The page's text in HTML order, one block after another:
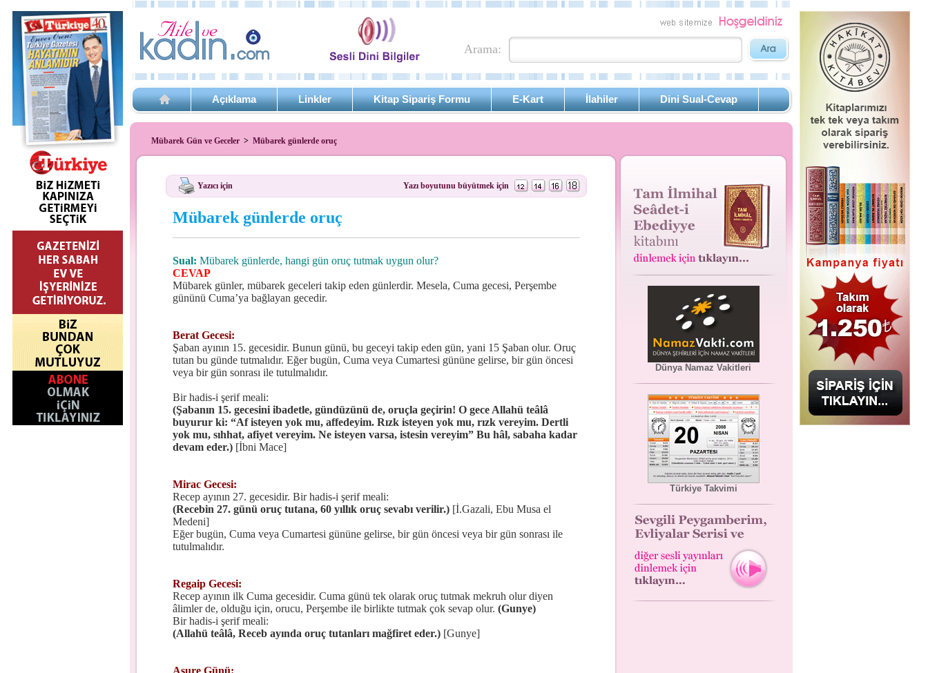
Arama:
Açıklama Linkler Kitap Sipariş Formu E-Kart İlahiler Dini Sual-Cevap
Mübarek Gün ve Geceler > Mübarek günlerde oruç
Yazıcı için Yazı boyutunu büyütmek için
Mübarek günlerde oruç
Sual: Mübarek günlerde, hangi gün oruç tutmak uygun olur?
CEVAP
Mübarek günler, mübarek geceleri takip eden günlerdir. Mesela, Cuma gecesi, Perşembe
gününü Cuma’ya bağlayan gecedir.
Berat Gecesi:
Şaban ayının 15. gecesidir. Bunun günü, bu geceyi takip eden gün, yani 15 Şaban olur. Oruç
tutan bu günde tutmalıdır. Eğer bugün, Cuma veya Cumartesi gününe gelirse, bir gün öncesi
veya bir gün sonrası ile tutulmalıdır.
Bir hadis-i şerif meali:
(Şabanın 15. gecesini ibadetle, gündüzünü de, oruçla geçirin! O gece Allahü teâlâ
buyurur ki: “Af isteyen yok mu, affedeyim. Rızk isteyen yok mu, rızk vereyim. Dertli
yok mu, sıhhat, afiyet vereyim. Ne isteyen varsa, istesin vereyim” Bu hâl, sabaha kadar
devam eder.)[İbni Mace]
Mirac Gecesi:
Recep ayının 27. gecesidir. Bir hadis-i şerif meali:
(Recebin 27. günü oruç tutana, 60 yıllık oruç sevabı verilir.) [İ.Gazali, Ebu Musa el
Medeni]
Eğer bugün, Cuma veya Cumartesi gününe gelirse, bir gün öncesi veya bir gün sonrası ile
tutulmalıdır.
Regaip Gecesi:
Recep ayının ilk Cuma gecesidir. Cuma günü tek olarak oruç tutmak mekruh olur diyen
âlimler de, olduğu için, orucu, Perşembe ile birlikte tutmak çok sevap olur. (Gunye)
Bir hadis-i şerif meali:
(Allahü teâlâ, Receb ayında oruç tutanları mağfiret eder.)[Gunye]
Aşure Günü:
Dünya Namaz Vakitleri
Türkiye Takvimi